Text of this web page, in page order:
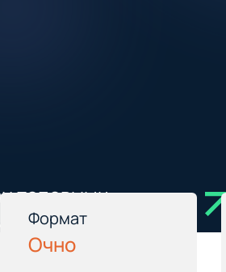
топовыми
iSpring
Формат
Очно